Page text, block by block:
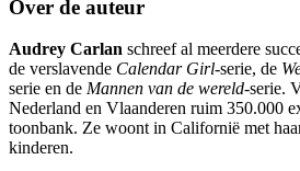
Over de auteur
Audrey Carlan schreef al meerdere
de verslavende Calendar Girl-serie, de
serie en de Mannen van de wereld-serie.
Nederland en Vlaanderen ruim 350.000
toonbank. Ze woont in Californië met
kinderen.